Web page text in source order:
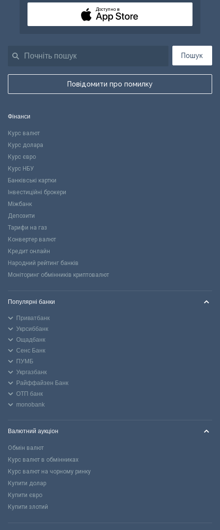
Пошук
Повідомити про помилку
Доступно в
Фінанси
Курс валют
Курс долара
Курс євро
Курс НБУ
Банківські картки
Інвестиційні брокери
Міжбанк
Депозити
Тарифи на газ
Конвертер валют
Кредит онлайн
Народний рейтинг банків
Моніторинг обмінників криптовалют
Популярні банки
Приватбанк
Укрсиббанк
Ощадбанк
Сенс Банк
ПУМБ
Укргазбанк
Райффайзен Банк
ОТП банк
monobank
Валютний аукціон
Обмін валют
Курс валют в обмінниках
Курс валют на чорному ринку
Купити долар
Купити євро
Купити злотий